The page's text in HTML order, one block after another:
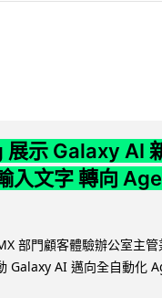
示 Galaxy AI
入文字 轉向
部門顧客體驗辦公室主管
Galaxy AI 邁向全自動化